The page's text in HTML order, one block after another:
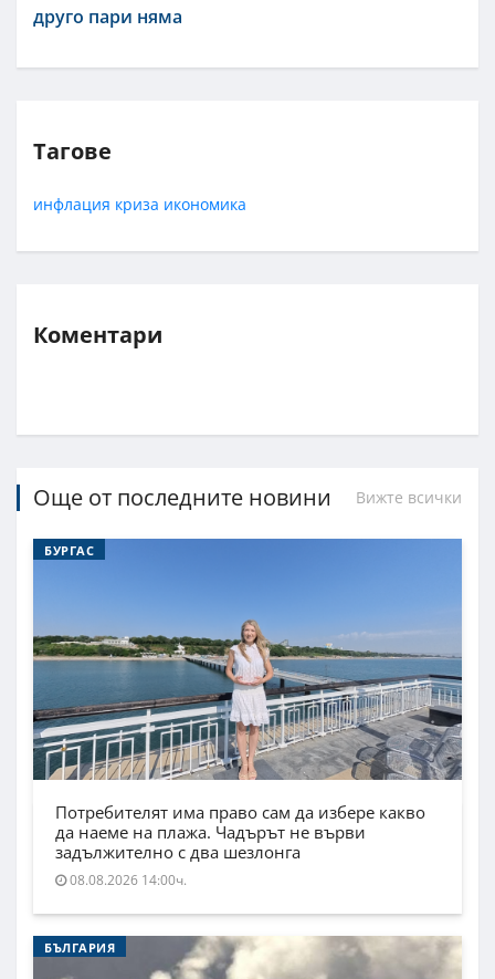
друго пари няма
Тагове
инфлация криза икономика
Коментари
Още от последните новини Вижте всички
БУРГАС
Потребителят има право сам да избере какво
да наеме на плажа. Чадърът не върви
задължително с два шезлонга
08.08.2026 14:00ч.
БЪЛГАРИЯ